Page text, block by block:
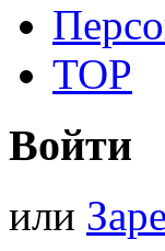
TOP
Войти
или